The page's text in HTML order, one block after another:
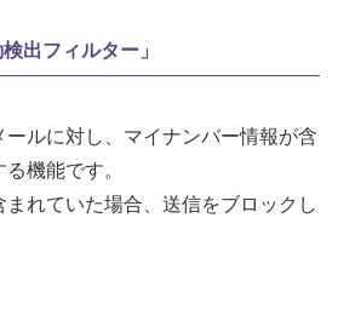
出フィルター」
ルに対し、マイナンバー情報が含
機能です。
れていた場合、送信をブロックし